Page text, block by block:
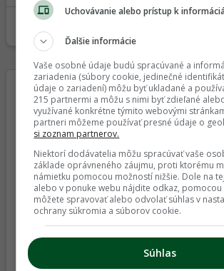
Ovocné stromy pri plote na vedení
25. 06. 2019
Najnovšie články z Magazínu
Hnedožlté škvrny na rajčinách:
obávanú pleseň a čím sa líši od
výživy?
Uchovávanie alebo prístup k
Ďalšie informácie
Vaše osobné údaje budú spracúvané a
zariadenia (súbory cookie, jedinečné
údaje o zariadení) môžu byť ukladané a
215 partnermi a môžu s nimi byť zdieľané
využívané konkrétne týmito webovými
partneri môžeme používať presné údaje o
si zoznam partnerov.
Niektorí dodávatelia môžu spracúvať vaše
základe oprávneného záujmu, proti ktorému
námietku pomocou možností nižšie. Dole na
alebo v ponuke webu nájdite odkaz,
môžete spravovať alebo odvolať súhlas v
ochrany súkromia a súborov cookie.
Súhlas